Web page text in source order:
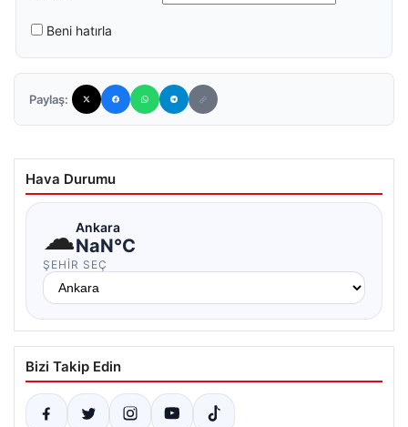
Beni hatırla
Paylaş:
Hava Durumu
☁Ankara
NaN°C
ŞEHIR SEÇ
Bizi Takip Edin